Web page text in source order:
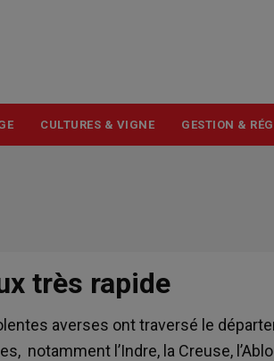
CULTURES & VIGNE GESTION &
très rapide
averses ont traversé le
notamment l’Indre, la Creuse,